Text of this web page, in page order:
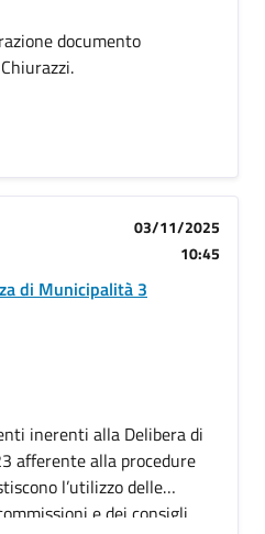
documento
03/11/2025
10:45
di Municipalità 3
inerenti alla Delibera di
afferente alla procedure
l’utilizzo delle
e dei consigli.